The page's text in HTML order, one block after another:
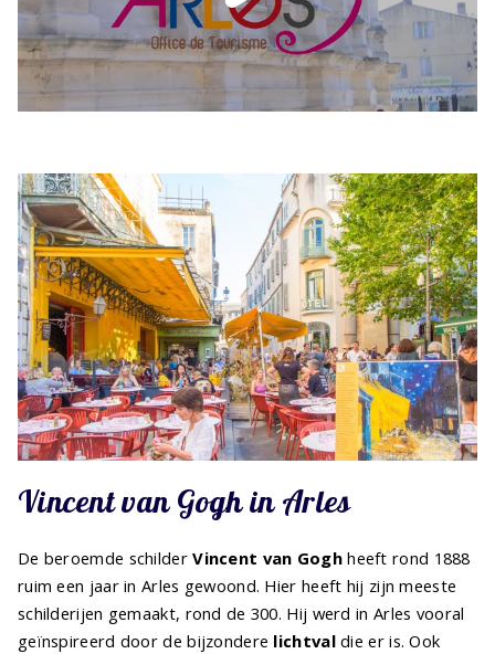
Vincent van Gogh in Arles
De beroemde schilderVincent van Goghheeft rond 1888
ruim een jaar in Arles gewoond. Hier heeft hij zijn meeste
schilderijen gemaakt, rond de 300. Hij werd in Arles vooral
geïnspireerd door de bijzondere lichtvaldie er is. Ook